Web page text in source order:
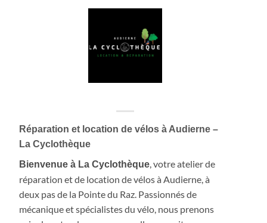
Réparation et location de vélos à Audierne –
La Cyclothèque
Bienvenue à La Cyclothèque , votre atelier de
réparation et de location de vélos à Audierne, à
deux pas de la Pointe du Raz. Passionnés de
mécanique et spécialistes du vélo, nous prenons